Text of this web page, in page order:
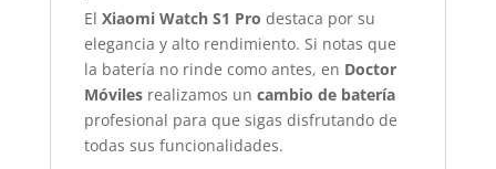
El Xiaomi Watch S1 Pro destaca por su
elegancia y alto rendimiento. Si notas que
la batería no rinde como antes, en Doctor
Móvilesrealizamos un cambio de batería
profesional para que sigas disfrutando de
todas sus funcionalidades.